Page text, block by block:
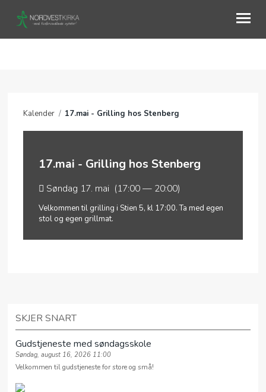
KURS
Kalender / 17.mai - Grilling hos Stenberg
17.mai - Grilling hos Stenberg
Søndag 17. mai (17:00 — 20:00)
Velkommen til grilling i Stien 5, kl 17:00. Ta med egen
stol og egen grillmat.
SKJER SNART
Gudstjeneste med søndagsskole
Søndag, august 16, 2026 11:00
Velkommen til gudstjeneste for store og små!